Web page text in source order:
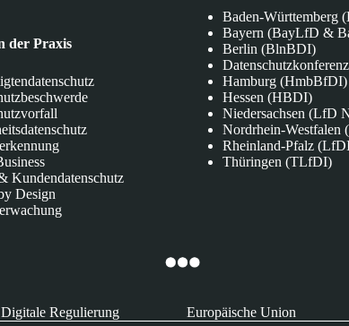
der Praxis
Kundendatenschutz
Design
Baden-Württemberg
Bayern (BayLfD &
Berlin (BlnBDI)
Hamburg (HmbBfDI)
Hessen (HBDI)
Niedersachsen (LfD
Nordrhein-
Rheinland-Pfalz
Thüringen (TLfDI)
Regulierung Europäische Union